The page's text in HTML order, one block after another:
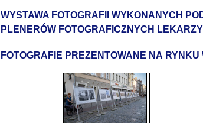
WYSTAWA FOTOGRAFII WYKONANYCH
PLENERÓW FOTOGRAFICZNYCH
FOTOGRAFIE PREZENTOWANE NA RYNKU